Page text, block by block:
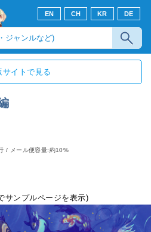
EN CH KR DE
サイトで見る
/ メール便容量:約10%
サンプルページを表示)